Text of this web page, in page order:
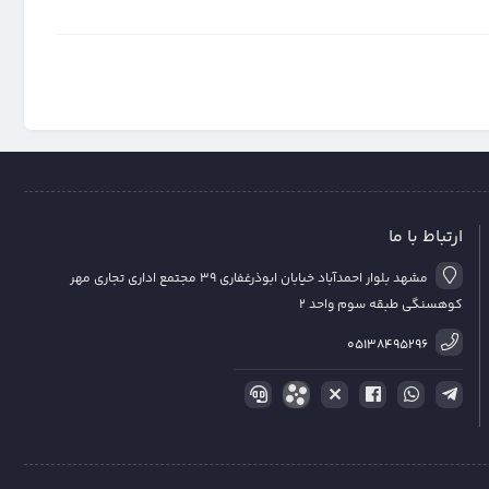
ارتباط با ما
مشهد بلوار احمدآباد خیابان ابوذرغفاری 39 مجتمع اداری تجاری مهر
کوهسنگی طبقه سوم واحد 2
05138495296